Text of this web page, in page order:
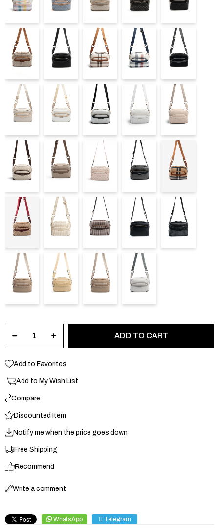
Add to Favorites
Add to My Wish List
Compare
Discounted Item
Notify me when the price goes down
Free Shipping
Recommend
Write a comment
WhatsApp Telegram